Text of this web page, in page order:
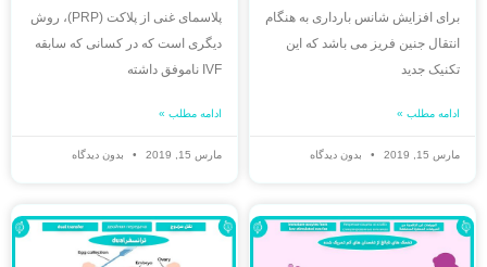
برای افزایش شانس بارداری به هنگام
انتقال جنین فریز می باشد که این
تکنیک جدید
ادامه مطلب »
مارس 15, 2019 بدون دیدگاه
پلاسمای غنی از پلاکت (PRP)، روش
دیگری است که در کسانی که سابقه
IVF ناموفق داشته
ادامه مطلب »
مارس 15, 2019 بدون دیدگاه